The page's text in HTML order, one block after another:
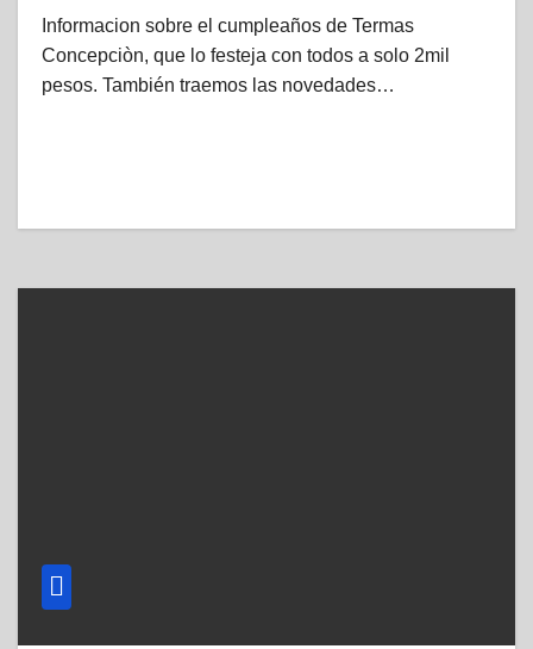
Informacion sobre el cumpleaños de Termas
Concepciòn, que lo festeja con todos a solo 2mil
pesos. También traemos las novedades…